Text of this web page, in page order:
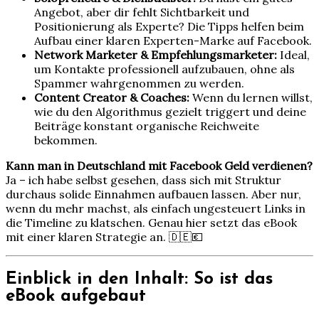
Angebot, aber dir fehlt Sichtbarkeit und
Positionierung als Experte? Die Tipps helfen beim
Aufbau einer klaren Experten-Marke auf Facebook.
Network Marketer & Empfehlungsmarketer: Ideal,
um Kontakte professionell aufzubauen, ohne als
Spammer wahrgenommen zu werden.
Content Creator & Coaches: Wenn du lernen willst,
wie du den Algorithmus gezielt triggert und deine
Beiträge konstant organische Reichweite
bekommen.
Kann man in Deutschland mit Facebook Geld verdienen?
Ja – ich habe selbst gesehen, dass sich mit Struktur
durchaus solide Einnahmen aufbauen lassen. Aber nur,
wenn du mehr machst, als einfach ungesteuert Links in
die Timeline zu klatschen. Genau hier setzt das eBook
mit einer klaren Strategie an. 🇩🇪💶
Einblick in den Inhalt: So ist das
eBook aufgebaut